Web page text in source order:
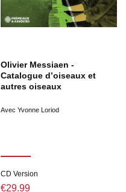
Olivier Messiaen -
Catalogue d’oiseaux et
autres oiseaux
Avec Yvonne Loriod
CD Version
€29.99